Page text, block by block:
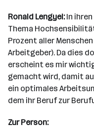
Ronald Lengyel:In
Thema
Prozent aller
Arbeitgeber). Da dies
erscheint es mir
gemacht wird, damit
ein optimales
dem ihr Beruf zur
Zur Person: